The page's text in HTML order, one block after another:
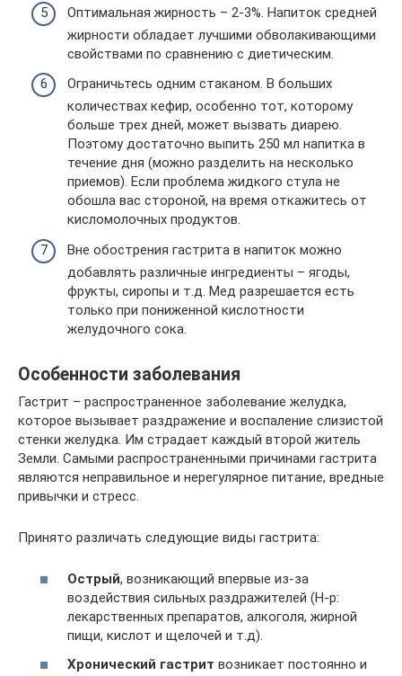
Оптимальная жирность – 2-3%. Напиток средней
жирности обладает лучшими обволакивающими
свойствами по сравнению с диетическим.
Ограничьтесь одним стаканом. В больших
количествах кефир, особенно тот, которому
больше трех дней, может вызвать диарею.
Поэтому достаточно выпить 250 мл напитка в
течение дня (можно разделить на несколько
приемов). Если проблема жидкого стула не
обошла вас стороной, на время откажитесь от
кисломолочных продуктов.
Вне обострения гастрита в напиток можно
добавлять различные ингредиенты – ягоды,
фрукты, сиропы и т.д. Мед разрешается есть
только при пониженной кислотности
желудочного сока.
Особенности заболевания
Гастрит – распространенное заболевание желудка,
которое вызывает раздражение и воспаление слизистой
стенки желудка. Им страдает каждый второй житель
Земли. Самыми распространенными причинами гастрита
являются неправильное и нерегулярное питание, вредные
привычки и стресс.
Принято различать следующие виды гастрита:
Острый, возникающий впервые из-за
воздействия сильных раздражителей (Н-р:
лекарственных препаратов, алкоголя, жирной
пищи, кислот и щелочей и т.д).
Хронический гастрит возникает постоянно и